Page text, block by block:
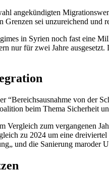
angekündigten
sei unzureichend
in Syrien noch fast eine
nur für zwei Jahre
“Bereichsausnahme von der
beim Thema Sicherheit
Vergleich zum vergangenen
zu 2024 um eine
und die Sanierung maroder